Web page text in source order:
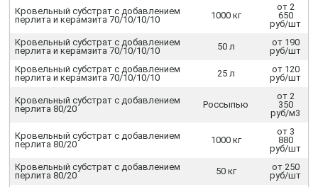
Кровельный субстрат с добавлением
перлита и керамзита 70/10/10/10
1000 кг
от 2
650
руб/шт
Кровельный субстрат с добавлением
перлита и керамзита 70/10/10/10
50 л
от 190
руб/шт
Кровельный субстрат с добавлением
перлита и керамзита 70/10/10/10
25 л
от 120
руб/шт
Кровельный субстрат с добавлением
перлита 80/20
Россыпью
от 2
350
руб/м3
Кровельный субстрат с добавлением
перлита 80/20
1000 кг
от 3
880
руб/шт
Кровельный субстрат с добавлением
перлита 80/20
50 кг
от 250
руб/шт